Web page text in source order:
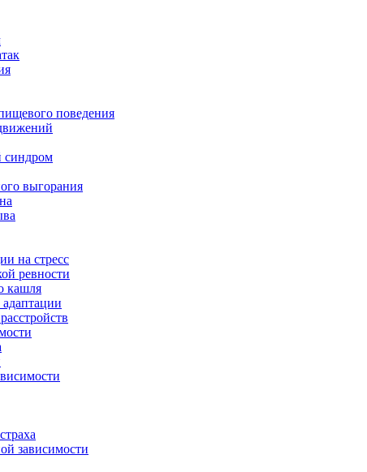
поведения
синдром
выгорания
на стресс
ревности
кашля
адаптации
зависимости